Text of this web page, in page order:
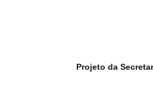
Projeto da